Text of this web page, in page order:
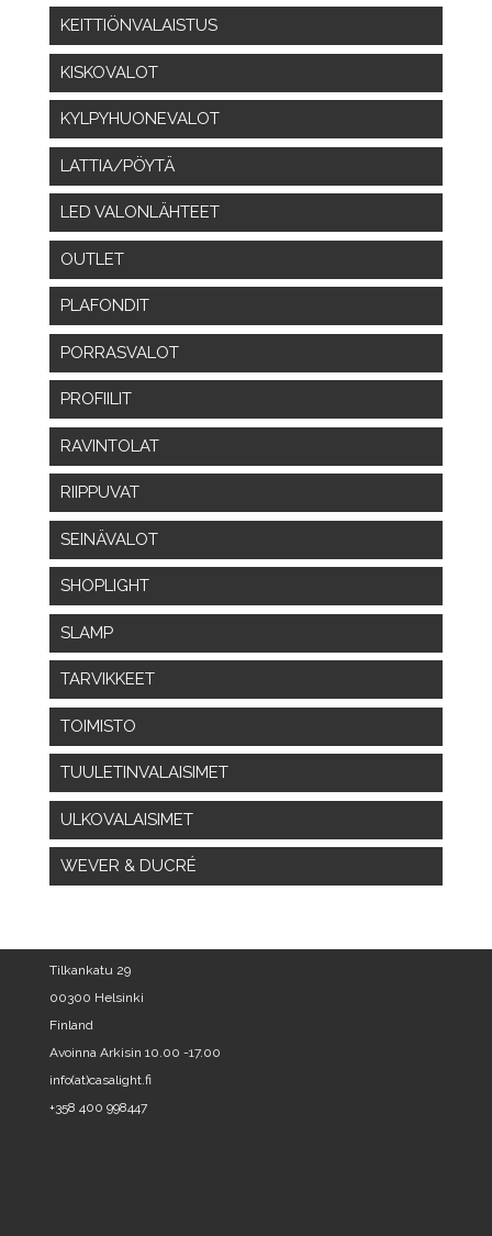
KEITTIÖNVALAISTUS
KISKOVALOT
KYLPYHUONEVALOT
LATTIA/PÖYTÄ
LED VALONLÄHTEET
OUTLET
PLAFONDIT
PORRASVALOT
PROFIILIT
RAVINTOLAT
RIIPPUVAT
SEINÄVALOT
SHOPLIGHT
SLAMP
TARVIKKEET
TOIMISTO
TUULETINVALAISIMET
ULKOVALAISIMET
WEVER & DUCRÉ
Tilkankatu 29
00300 Helsinki
Finland
Avoinna Arkisin 10.00 -17.00
info(at)casalight.fi
+358 400 998447